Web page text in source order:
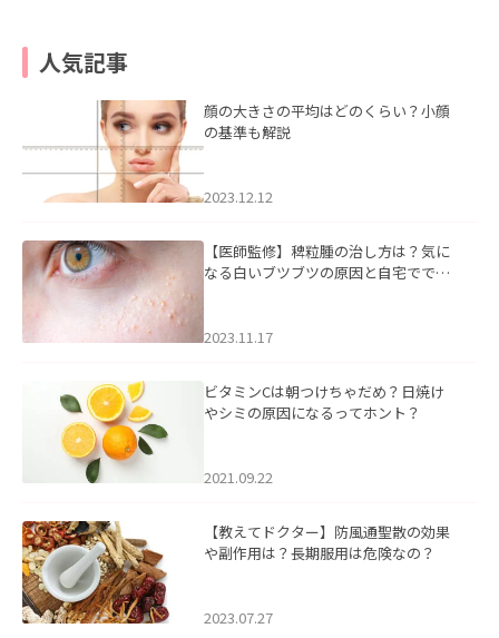
人気記事
顔の大きさの平均はどのくらい？小顔
の基準も解説
2023.12.12
【医師監修】稗粒腫の治し方は？気に
なる白いブツブツの原因と自宅ででき
2023.11.17
ビタミンCは朝つけちゃだめ？日焼け
やシミの原因になるってホント？
2021.09.22
【教えてドクター】防風通聖散の効果
や副作用は？長期服用は危険なの？
2023.07.27